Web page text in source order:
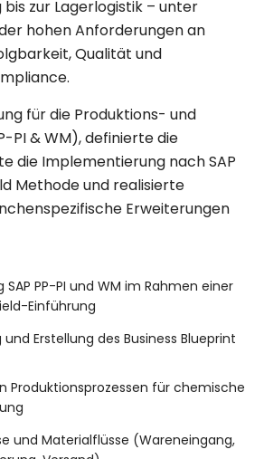
zur Lagerlogistik – unter
hohen Anforderungen an
Qualität und
für die Produktions- und
PI & WM), definierte die
die Implementierung nach SAP
Methode und realisierte
Erweiterungen
PP-PI und WM im Rahmen einer
Einführung
Erstellung des Business Blueprint
Produktionsprozessen für chemische
und Materialflüsse (Wareneingang,